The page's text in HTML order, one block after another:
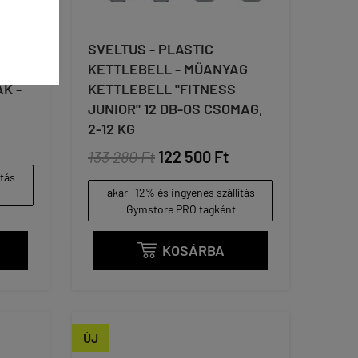
-
SVELTUS - PLASTIC
KETTLEBELL - MŰANYAG
KETTLEBELL "FITNESS
JUNIOR" 12 DB-OS CSOMAG,
2-12 KG
133 280 Ft 122 500 Ft
akár -12% és ingyenes szállítás
Gymstore PRO tagként
 KOSÁRBA
ÚJ